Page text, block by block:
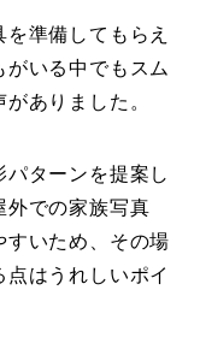
準備してもらえ
いる中でもスム
ありました。
ターンを提案し
外での家族写真
すいため、その場
はうれしいポイ